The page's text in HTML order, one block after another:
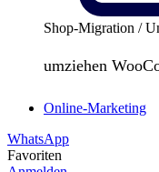
Shop-Migration /
umziehen
Online-Marketing
WhatsApp
Favoriten